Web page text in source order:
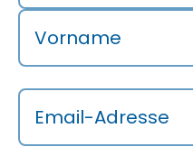
Vorname
Email-Adresse